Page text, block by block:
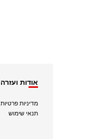
אודות ועזרה
מדיניות פרטיות
תנאי שימוש